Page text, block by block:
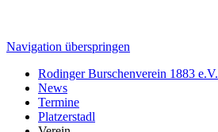
Navigation überspringen
Rodinger Burschenverein 1883 e.V.
News
Termine
Platzerstadl